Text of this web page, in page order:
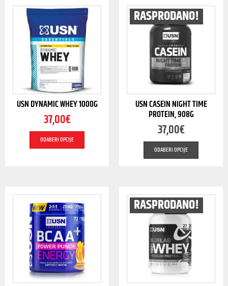
USN DYNAMIC WHEY 1000G
37,00€
ODABERI OPCIJE
RASPRODANO!
USN CASEIN NIGHT TIME
PROTEIN, 908G
37,00€
ODABERI OPCIJE
RASPRODANO!